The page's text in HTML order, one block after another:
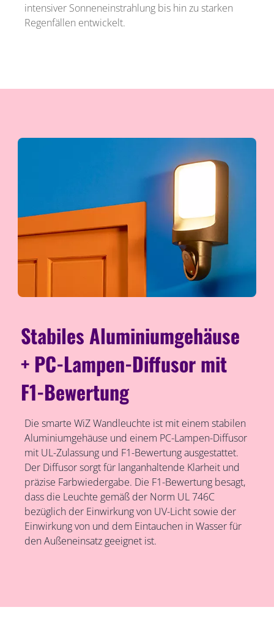
intensiver Sonneneinstrahlung bis hin zu starken
Regenfällen entwickelt.
Stabiles Aluminiumgehäuse
+ PC-Lampen-Diffusor mit
F1-Bewertung
Die smarte WiZ Wandleuchte ist mit einem stabilen
Aluminiumgehäuse und einem PC-Lampen-Diffusor
mit UL-Zulassung und F1-Bewertung ausgestattet.
Der Diffusor sorgt für langanhaltende Klarheit und
präzise Farbwiedergabe. Die F1-Bewertung besagt,
dass die Leuchte gemäß der Norm UL 746C
bezüglich der Einwirkung von UV-Licht sowie der
Einwirkung von und dem Eintauchen in Wasser für
den Außeneinsatz geeignet ist.